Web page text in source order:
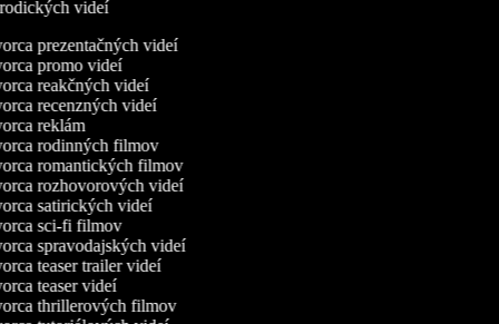
videí
prezentačných videí
promo videí
reakčných videí
recenzných videí
reklám
rodinných filmov
romantických filmov
rozhovorových videí
satirických videí
sci-fi filmov
spravodajských videí
teaser trailer videí
teaser videí
thrillerových filmov